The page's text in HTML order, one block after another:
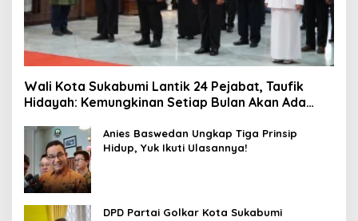
Wali Kota Sukabumi Lantik 24 Pejabat, Taufik
Hidayah: Kemungkinan Setiap Bulan Akan Ada
Anies Baswedan Ungkap Tiga Prinsip
Hidup, Yuk Ikuti Ulasannya!
DPD Partai Golkar Kota Sukabumi